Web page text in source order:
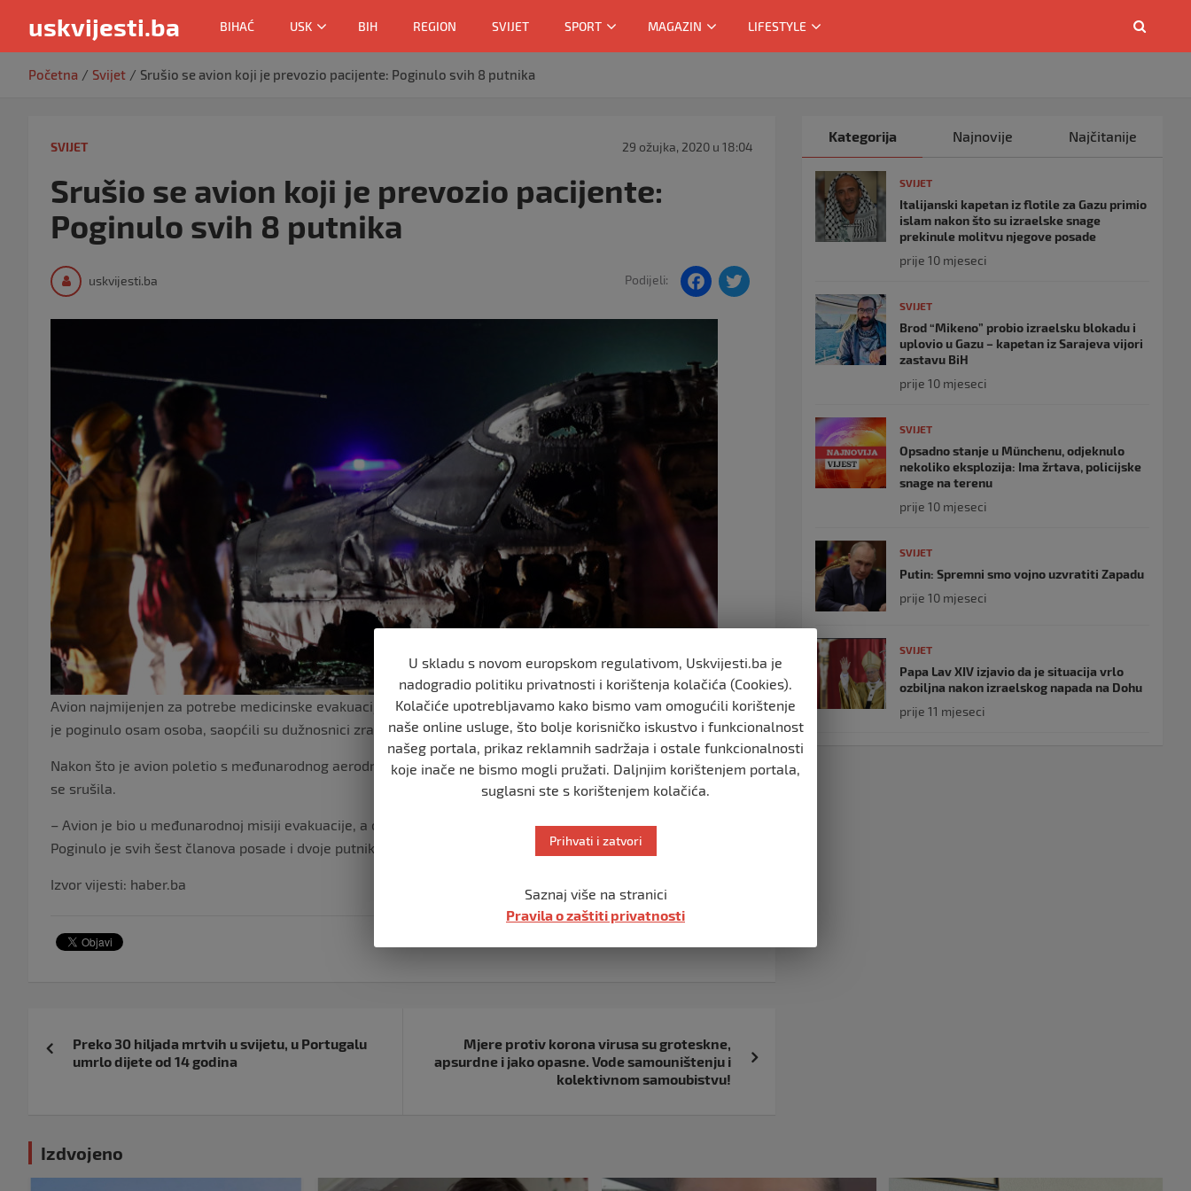
uskvijesti.ba BIHAĆ USK BIH REGION SVIJET SPORT MAGAZIN LIFESTYLE
Početna Svijet Srušio se avion koji je prevozio pacijente: Poginulo svih 8 putnika
SVIJET 29 ožujka, 2020 u 18:04
Srušio se avion koji je prevozio pacijente:
Poginulo svih 8 putnika
uskvijesti.ba Podijeli:
F
e
b
o
Avion najmijenjen za potrebe medicinske evakuacije srušio se danas na Filipinima tokom polijetanja, pri čemu
je poginulo osam osoba, saopćili su dužnosnici zračne luke u Manili.
Nakon što je avion poletio s međunarodnog aerodroma “Ninoy Aquino” blizu Manile, izbio je plamen i letjelica
se srušila.
– Avion je bio u međunarodnoj misiji evakuacije, a odredište mu je bila japanska zračna luka Haneda.
Poginulo je svih šest članova posade i dvoje putnika – stoji u saopćenju,prenosi Avaz.
Izvor vijesti: haber.ba
objava
Preko 30 hiljada mrtvih u svijetu, u Portugalu
umrlo dijete od 14 godina
Mjere protiv korona virusa su groteskne,
apsurdne i jako opasne. Vode samouništenju i
kolektivnom samoubistvu!
Kategorija Najnovije Najčitanije
SVIJET
Italijanski kapetan iz flotile za Gazu primio
islam nakon što su izraelske snage
prekinule molitvu njegove posade
prije 10 mjeseci
SVIJET
Brod “Mikeno” probio izraelsku blokadu i
uplovio u Gazu – kapetan iz Sarajeva vijori
zastavu BiH
prije 10 mjeseci
SVIJET
Opsadno stanje u Münchenu, odjeknulo
nekoliko eksplozija: Ima žrtava, policijske
snage na terenu
prije 10 mjeseci
SVIJET
Putin: Spremni smo vojno uzvratiti Zapadu
prije 10 mjeseci
SVIJET
Papa Lav XIV izjavio da je situacija vrlo
ozbiljna nakon izraelskog napada na Dohu
prije 11 mjeseci
Izdvojeno
U skladu s novom europskom regulativom, Uskvijesti.ba je
nadogradio politiku privatnosti i korištenja kolačića (Cookies).
Kolačiće upotrebljavamo kako bismo vam omogućili korištenje
naše online usluge, što bolje korisničko iskustvo i funkcionalnost
našeg portala, prikaz reklamnih sadržaja i ostale funkcionalnosti
koje inače ne bismo mogli pružati. Daljnjim korištenjem portala,
suglasni ste s korištenjem kolačića.
Prihvati i zatvori
Saznaj više na stranici
Pravila o zaštiti privatnosti